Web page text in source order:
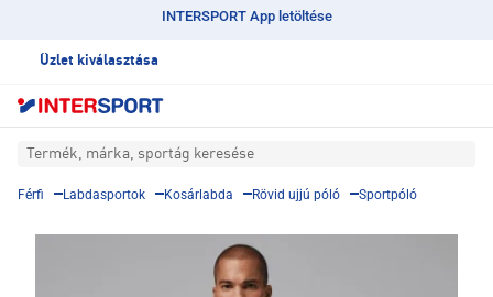
INTERSPORT App letöltése
Üzlet kiválasztása
Termék, márka, sportág keresése
Férfi Labdasportok Kosárlabda Rövid ujjú póló Sportpóló